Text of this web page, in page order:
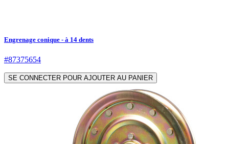
Engrenage conique - à 14 dents
#87375654
SE CONNECTER POUR AJOUTER AU PANIER